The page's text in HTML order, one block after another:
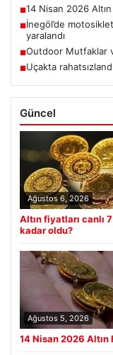
■14 Nisan 2026
■İnegöl’de
yaralandı
■Outdoor Mutfaklar
■Uçakta
Güncel
Ağustos 6, 2026
Altın fiyatları canlı
kadar oldu?
Ağustos 5, 2026
14 Nisan 2026